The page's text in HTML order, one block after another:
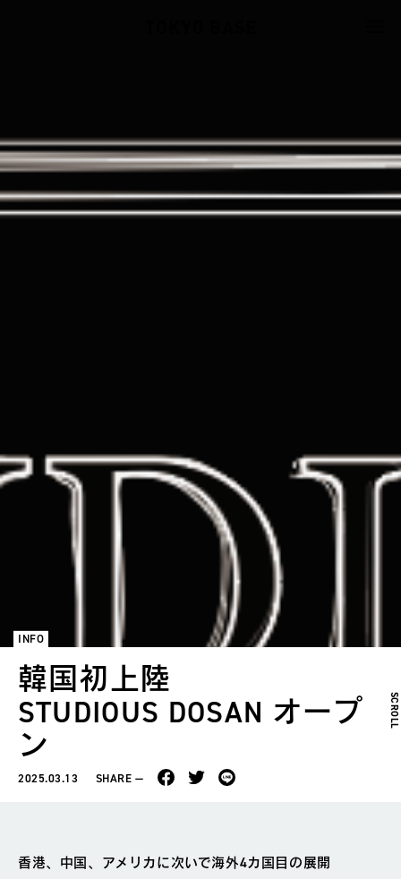
INFO
韓国初上陸
STUDIOUS DOSAN オープ
ン
2025.03.13 SHARE
SCROLL
香港、中国、アメリカに次いで海外4カ国目の展開